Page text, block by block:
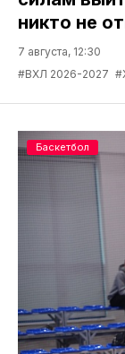
никто не
7 августа, 12:30
#ВХЛ 2026-2027
Баскетбол